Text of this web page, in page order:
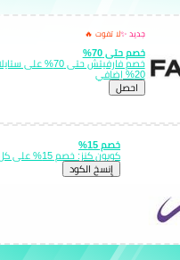
جديد ✨لا تفوت 🔥
خصم حتى 70%
خصم فارفيتش حتى 70%
20% إضافي
احصل
خصم 15%
كوبون كنز: خصم 15% على كل الموقع
إِنسخ الكود